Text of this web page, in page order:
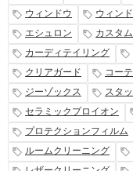
ウィンドウ
ウィン
エシュロン
カスタム
カーディテイリング
クリアガード
コー
ジーゾックス
スタ
セラミックプロイオン
プロテクションフィルム
ルームクリーニング